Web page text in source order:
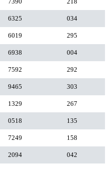
6325 034
6019 295
6938 004
7592 292
9465 303
1329 267
0518 135
7249 158
2094 042